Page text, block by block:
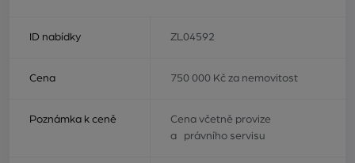
ID nabídky ZL04592
Cena 750 000 Kč za nemovitost
Poznámka k ceně
Cena včetně provize
a právního servisu